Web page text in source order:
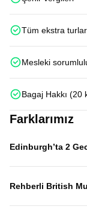
Tüm ekstra turlar
Mesleki
Bagaj Hakkı (20
Farklarımız
Edinburgh’ta 2
Birçok turda
konaklayarak
gerçekten
Rehberli British
Alanında uzman